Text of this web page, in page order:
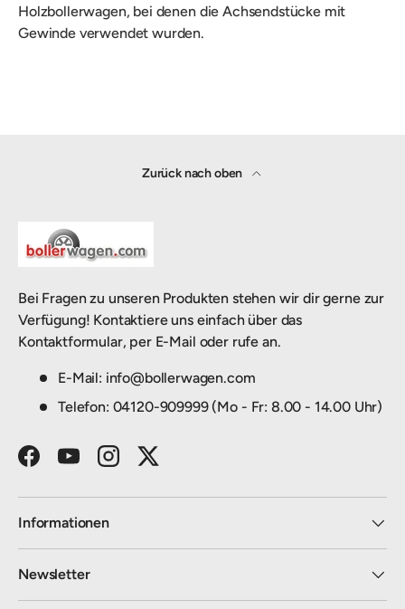
Holzbollerwagen, bei denen die Achsendstücke mit
Gewinde verwendet wurden.
Zurück nach oben
Bei Fragen zu unseren Produkten stehen wir dir gerne zur
Verfügung! Kontaktiere uns einfach über das
Kontaktformular, per E-Mail oder rufe an.
E-Mail: info@bollerwagen.com
Telefon: 04120-909999 (Mo - Fr: 8.00 - 14.00 Uhr)
FacebookYouTubeInstagramTwitter
Informationen
Newsletter